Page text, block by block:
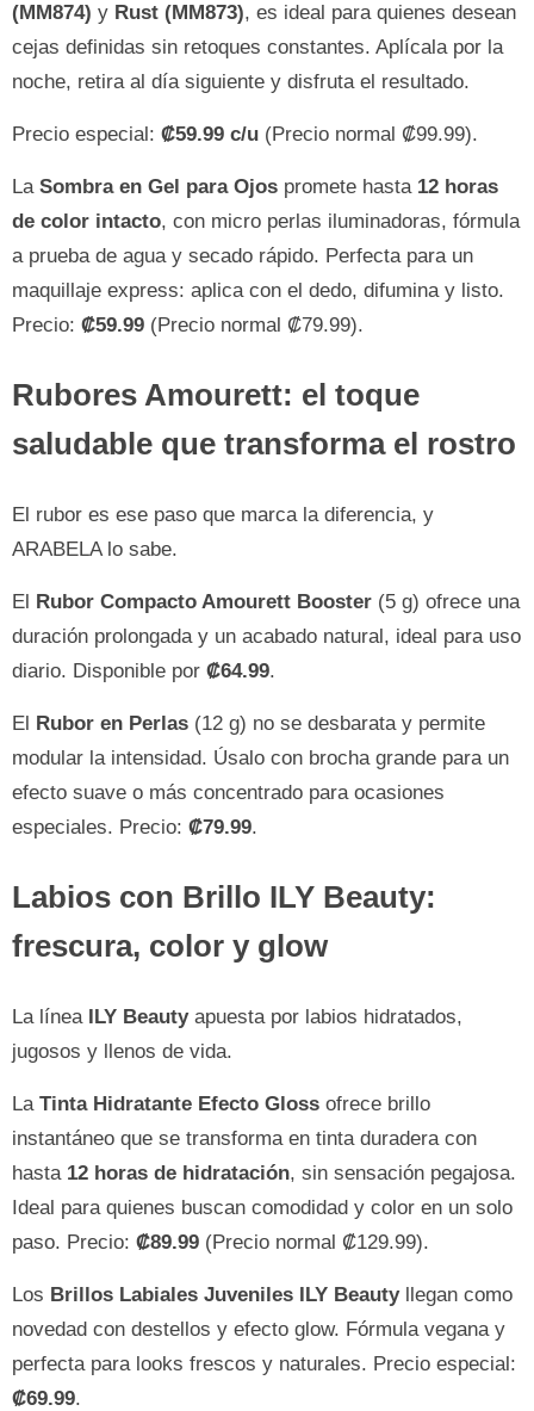
(MM874) y Rust (MM873), es ideal para quienes desean
cejas definidas sin retoques constantes. Aplícala por la
noche, retira al día siguiente y disfruta el resultado.
Precio especial: ₡59.99 c/u (Precio normal ₡99.99).
La Sombra en Gel para Ojos promete hasta 12 horas
de color intacto, con micro perlas iluminadoras, fórmula
a prueba de agua y secado rápido. Perfecta para un
maquillaje express: aplica con el dedo, difumina y listo.
Precio: ₡59.99 (Precio normal ₡79.99).
Rubores Amourett: el toque
saludable que transforma el rostro
El rubor es ese paso que marca la diferencia, y
ARABELA lo sabe.
El Rubor Compacto Amourett Booster (5 g) ofrece una
duración prolongada y un acabado natural, ideal para uso
diario. Disponible por ₡64.99.
El Rubor en Perlas (12 g) no se desbarata y permite
modular la intensidad. Úsalo con brocha grande para un
efecto suave o más concentrado para ocasiones
especiales. Precio: ₡79.99.
Labios con Brillo ILY Beauty:
frescura, color y glow
La línea ILY Beautyapuesta por labios hidratados,
jugosos y llenos de vida.
La Tinta Hidratante Efecto Gloss ofrece brillo
instantáneo que se transforma en tinta duradera con
hasta 12 horas de hidratación, sin sensación pegajosa.
Ideal para quienes buscan comodidad y color en un solo
paso. Precio: ₡89.99 (Precio normal ₡129.99).
Los Brillos Labiales Juveniles ILY Beautyllegan como
novedad con destellos y efecto glow. Fórmula vegana y
perfecta para looks frescos y naturales. Precio especial:
₡69.99.